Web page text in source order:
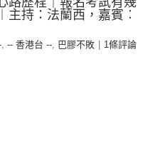
主持：法蘭西，嘉賓︰
, -- 香港台 --, 巴膠不敗 1條評論